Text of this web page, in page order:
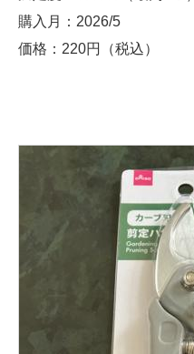
購入月：2026/5
価格：220円（税込）